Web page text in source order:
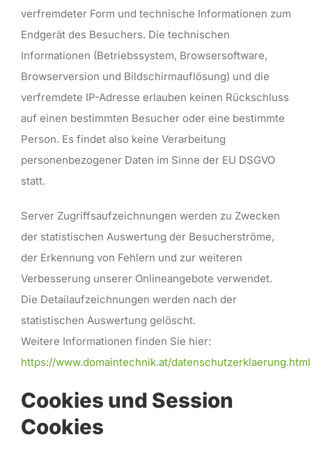
verfremdeter Form und technische Informationen zum
Endgerät des Besuchers. Die technischen
Informationen (Betriebssystem, Browsersoftware,
Browserversion und Bildschirmauflösung) und die
verfremdete IP-Adresse erlauben keinen Rückschluss
auf einen bestimmten Besucher oder eine bestimmte
Person. Es findet also keine Verarbeitung
personenbezogener Daten im Sinne der EU DSGVO
statt.
Server Zugriffsaufzeichnungen werden zu Zwecken
der statistischen Auswertung der Besucherströme,
der Erkennung von Fehlern und zur weiteren
Verbesserung unserer Onlineangebote verwendet.
Die Detailaufzeichnungen werden nach der
statistischen Auswertung gelöscht.
Weitere Informationen finden Sie hier:
https://www.domaintechnik.at/datenschutzerklaerung.html
Cookies und Session
Cookies